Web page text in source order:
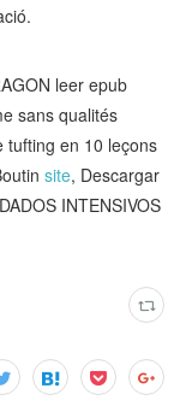
leer epub
sans qualités
tufting en 10 leçons
site, Descargar
INTENSIVOS